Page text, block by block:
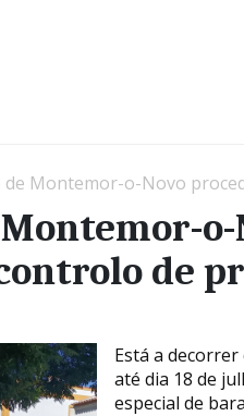
Montemor-o-Novo
o-
de
Está a
até dia 18 de
especial de